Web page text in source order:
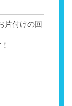
片付けの回